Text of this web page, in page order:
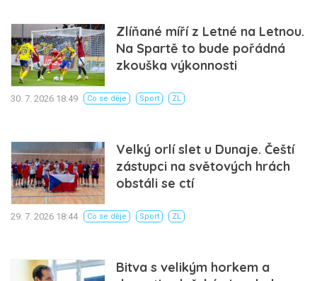
Zlíňané míří z Letné na Letnou.
Na Spartě to bude pořádná
zkouška výkonnosti
30. 7. 2026 18:49 Co se děje Sport ZL
Velký orlí slet u Dunaje. Čeští
zástupci na světových hrách
obstáli se ctí
29. 7. 2026 18:44 Co se děje Sport ZL
Bitva s velikým horkem a